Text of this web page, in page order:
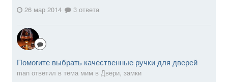
26 мар 2014
3 ответа
Помогите выбрать качественные ручки для дверей
man ответил в тема мим в Двери, замки